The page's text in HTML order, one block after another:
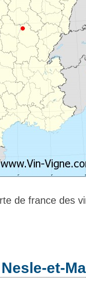
de france des
et-